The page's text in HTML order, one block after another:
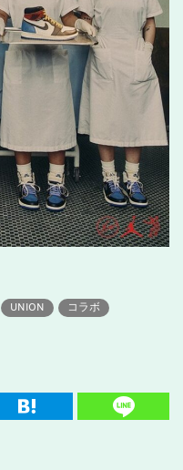
UNION コラボ